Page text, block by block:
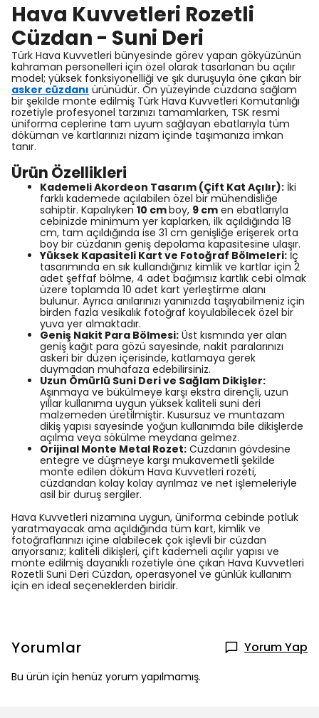
Hava Kuvvetleri Rozetli
Cüzdan - Suni Deri
Türk Hava Kuvvetleri bünyesinde görev yapan gökyüzünün
kahraman personelleri için özel olarak tasarlanan bu açılır
model; yüksek fonksiyonelliği ve şık duruşuyla öne çıkan bir
asker cüzdanı ürünüdür. Ön yüzeyinde cüzdana sağlam
bir şekilde monte edilmiş Türk Hava Kuvvetleri Komutanlığı
rozetiyle profesyonel tarzınızı tamamlarken, TSK resmi
üniforma ceplerine tam uyum sağlayan ebatlarıyla tüm
döküman ve kartlarınızı nizam içinde taşımanıza imkan
tanır.
Ürün Özellikleri
Kademeli Akordeon Tasarım (Çift Kat Açılır): İki
farklı kademede açılabilen özel bir mühendisliğe
sahiptir. Kapalıyken 10 cmboy, 9 cm en ebatlarıyla
cebinizde minimum yer kaplarken, ilk açıldığında 18
cm, tam açıldığında ise 31 cm genişliğe erişerek orta
boy bir cüzdanın geniş depolama kapasitesine ulaşır.
Yüksek Kapasiteli Kart ve Fotoğraf Bölmeleri: İç
tasarımında en sık kullandığınız kimlik ve kartlar için 2
adet şeffaf bölme, 4 adet bağımsız kartlık cebi olmak
üzere toplamda 10 adet kart yerleştirme alanı
bulunur. Ayrıca anılarınızı yanınızda taşıyabilmeniz için
birden fazla vesikalık fotoğraf koyulabilecek özel bir
yuva yer almaktadır.
Geniş Nakit Para Bölmesi: Üst kısmında yer alan
geniş kağıt para gözü sayesinde, nakit paralarınızı
askeri bir düzen içerisinde, katlamaya gerek
duymadan muhafaza edebilirsiniz.
Uzun Ömürlü Suni Deri ve Sağlam Dikişler:
Aşınmaya ve bükülmeye karşı ekstra dirençli, uzun
yıllar kullanıma uygun yüksek kaliteli suni deri
malzemeden üretilmiştir. Kusursuz ve muntazam
dikiş yapısı sayesinde yoğun kullanımda bile dikişlerde
açılma veya sökülme meydana gelmez.
Orijinal Monte Metal Rozet: Cüzdanın gövdesine
entegre ve düşmeye karşı mukavemetli şekilde
monte edilen döküm Hava Kuvvetleri rozeti,
cüzdandan kolay kolay ayrılmaz ve net işlemeleriyle
asil bir duruş sergiler.
Hava Kuvvetleri nizamına uygun, üniforma cebinde potluk
yaratmayacak ama açıldığında tüm kart, kimlik ve
fotoğraflarınızı içine alabilecek çok işlevli bir cüzdan
arıyorsanız; kaliteli dikişleri, çift kademeli açılır yapısı ve
monte edilmiş dayanıklı rozetiyle öne çıkan Hava Kuvvetleri
Rozetli Suni Deri Cüzdan, operasyonel ve günlük kullanım
için en ideal seçeneklerden biridir.
Yorumlar Yorum Yap
Bu ürün için henüz yorum yapılmamış.